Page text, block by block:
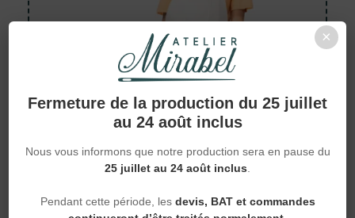
×
Fermeture de la production du 25 juillet
au 24 août inclus
Nous vous informons que notre production sera en pause du
25 juillet au 24 août inclus
Pendant cette période, les devis, BAT et commandes